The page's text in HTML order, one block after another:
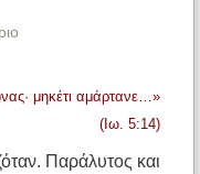
μηκέτι αμάρτανε…»
(Ιω. 5:14)
Παράλυτος και